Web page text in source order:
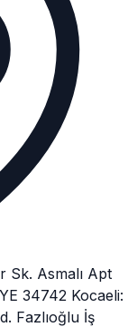
Sk. Asmalı Apt
34742 Kocaeli:
Fazlıoğlu İş